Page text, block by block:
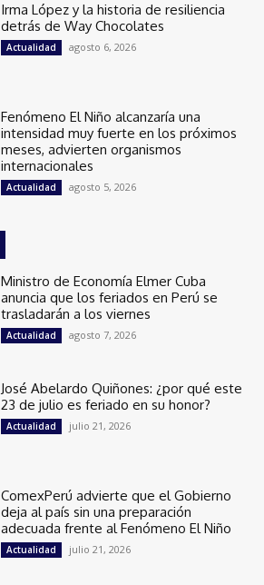
Irma López y la historia de resiliencia
detrás de Way Chocolates
Actualidad agosto 6, 2026
Fenómeno El Niño alcanzaría una
intensidad muy fuerte en los próximos
meses, advierten organismos
internacionales
Actualidad agosto 5, 2026
Ministro de Economía Elmer Cuba
anuncia que los feriados en Perú se
trasladarán a los viernes
Actualidad agosto 7, 2026
José Abelardo Quiñones: ¿por qué este
23 de julio es feriado en su honor?
Actualidad julio 21, 2026
ComexPerú advierte que el Gobierno
deja al país sin una preparación
adecuada frente al Fenómeno El Niño
Actualidad julio 21, 2026